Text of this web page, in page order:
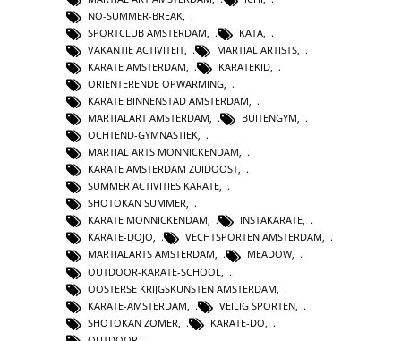
NO-SUMMER-BREAK
SPORTCLUB AMSTERDAM
KATA
VAKANTIE ACTIVITEIT
MARTIAL ARTISTS
KARATE AMSTERDAM
KARATEKID
ORIENTERENDE OPWARMING
KARATE BINNENSTAD AMSTERDAM
MARTIALART AMSTERDAM
BUITENGYM
OCHTEND-GYMNASTIEK,
MARTIAL ARTS MONNICKENDAM,
KARATE AMSTERDAM ZUIDOOST,
SUMMER ACTIVITIES KARATE,
SHOTOKAN SUMMER,
KARATE MONNICKENDAM, INSTAKARATE,
KARATE-DOJO, VECHTSPORTEN AMSTERDAM,
MARTIALARTS AMSTERDAM, MEADOW,
OUTDOOR-KARATE-SCHOOL
OOSTERSE KRIJGSKUNSTEN AMSTERDAM
KARATE-AMSTERDAM
VEILIG SPORTEN
SHOTOKAN ZOMER
KARATE-DO